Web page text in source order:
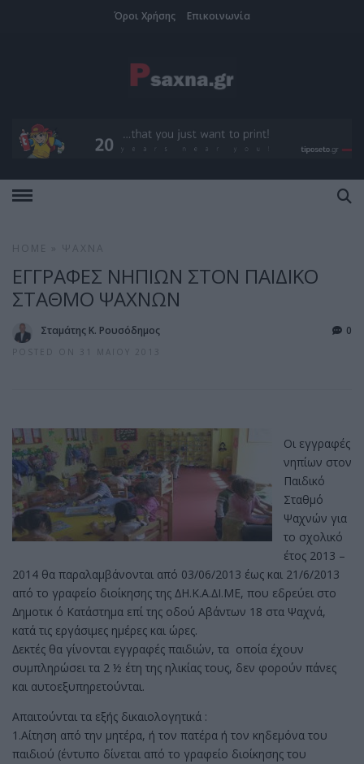
Όροι Χρήσης Επικοινωνία
HOME ΨΑΧΝΆ
ΕΓΓΡΑΦΕΣ ΝΗΠΙΩΝ ΣΤΟΝ ΠΑΙΔΙΚΟ
ΣΤΑΘΜΟ ΨΑΧΝΩΝ
Σταμάτης Κ. Ρουσόδημος
POSTED ON 31 ΜΑΪ́ΟΥ 2013
0
Οι εγγραφές
νηπίων στον
Παιδικό
Σταθμό
Ψαχνών για
το σχολικό
έτος 2013 –
2014 θα παραλαμβάνονται από 03/06/2013 έως και 21/6/2013
από το γραφείο διοίκησης της ∆Η.Κ.Α.∆Ι.ΜΕ, που εδρεύει στο
∆ημοτικ ό Κατάστημα επί της οδού Αβάντων 18 στα Ψαχνά,
κατά τις εργάσιμες ημέρες και ώρες.
∆εκτές θα γίνονται εγγραφές παιδιών, τα οποία έχουν
συμπληρώσει τα 2 ½ έτη της ηλικίας τους, δεν φορούν πάνες
και αυτοεξυπηρετούνται.
Απαιτούνται τα εξής δικαιολογητικά :
1.Αίτηση από την μητέρα, ή τον πατέρα ή τον κηδεμόνα του
παιδιού (έντυπο δίνεται από το γραφείο διοίκησης του